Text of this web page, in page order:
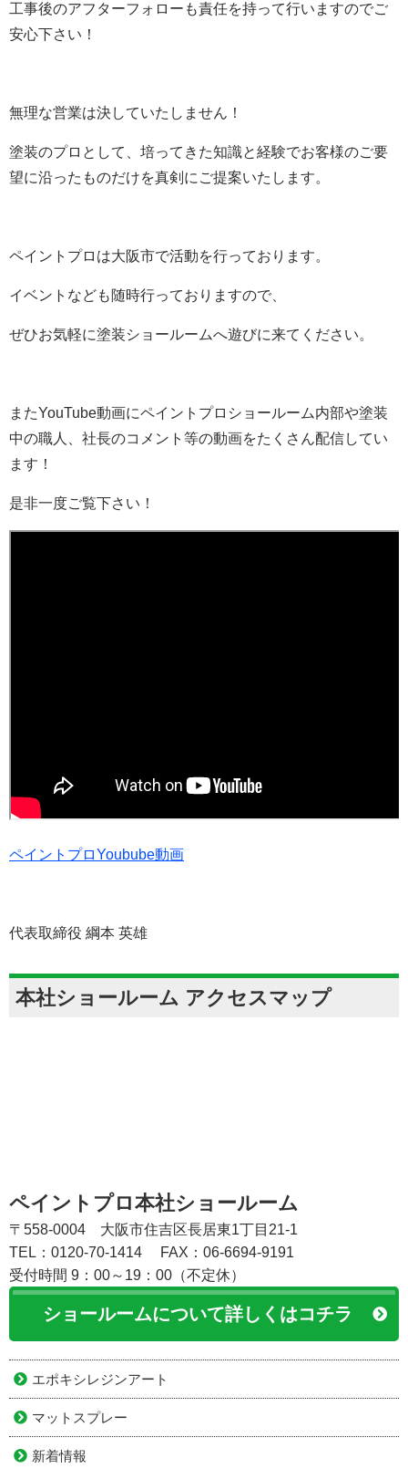
工事後のアフターフォローも責任を持って行いますのでご
安心下さい！
無理な営業は決していたしません！
塗装のプロとして、培ってきた知識と経験でお客様のご要
望に沿ったものだけを真剣にご提案いたします。
ペイントプロは大阪市で活動を行っております。
イベントなども随時行っておりますので、
ぜひお気軽に塗装ショールームへ遊びに来てください。
またYouTube動画にペイントプロショールーム内部や塗装
中の職人、社長のコメント等の動画をたくさん配信してい
ます！
是非一度ご覧下さい！
ペイントプロYoubube動画
代表取締役 綱本 英雄
本社ショールーム アクセスマップ
ペイントプロ本社ショールーム
〒558-0004 大阪市住吉区長居東1丁目21-1
TEL：0120-70-1414
FAX：06-6694-9191
受付時間 9：00～19：00（不定休）
ショールームについて詳しくはコチラ
エポキシレジンアート
マットスプレー
新着情報